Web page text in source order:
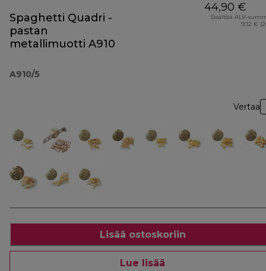
Spaghetti Quadri -
pastan
metallimuotti A910
A910/5
44,90 €
Sisältää ALV-
9,12 €
Vertaa
Lisää ostoskoriin
Lue lisää